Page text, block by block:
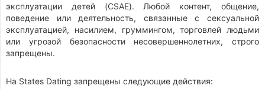
эксплуатации детей (CSAE). Любой контент, общение,
поведение или деятельность, связанные с сексуальной
эксплуатацией, насилием, груммингом, торговлей людьми
или угрозой безопасности несовершеннолетних, строго
запрещены.
На States Dating запрещены следующие действия: